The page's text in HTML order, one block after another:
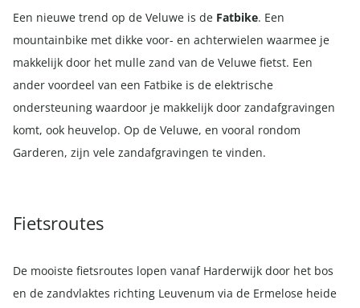
Een nieuwe trend op de Veluwe is de Fatbike. Een
mountainbike met dikke voor- en achterwielen waarmee je
makkelijk door het mulle zand van de Veluwe fietst. Een
ander voordeel van een Fatbike is de elektrische
ondersteuning waardoor je makkelijk door zandafgravingen
komt, ook heuvelop. Op de Veluwe, en vooral rondom
Garderen, zijn vele zandafgravingen te vinden.
Fietsroutes
De mooiste fietsroutes lopen vanaf Harderwijk door het bos
en de zandvlaktes richting Leuvenum via de Ermelose heide